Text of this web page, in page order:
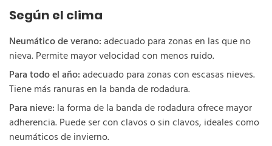
Según el clima
Neumático de verano:adecuado para zonas en las que no
nieva. Permite mayor velocidad con menos ruido.
Para todo el año:adecuado para zonas con escasas nieves.
Tiene más ranuras en la banda de rodadura.
Para nieve: la forma de la banda de rodadura ofrece mayor
adherencia. Puede ser con clavos o sin clavos, ideales como
neumáticos de invierno.